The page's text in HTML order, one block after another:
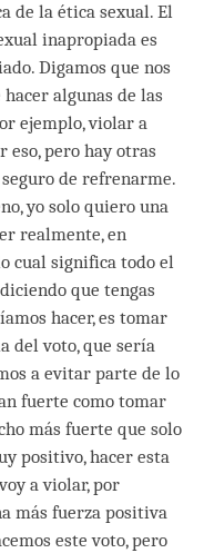
de la ética sexual. El
inapropiada es
Digamos que nos
algunas de las
ejemplo, violar a
eso, pero hay otras
de refrenarme.
yo solo quiero una
realmente, en
cual significa todo el
que tengas
hacer, es tomar
del voto, que sería
a evitar parte de lo
fuerte como tomar
más fuerte que solo
positivo, hacer esta
a violar, por
más fuerza positiva
este voto, pero